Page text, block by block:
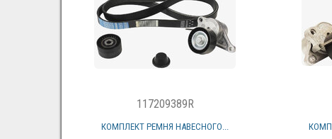
117209389R
КОМПЛЕКТ РЕМНЯ НАВЕСНОГО...